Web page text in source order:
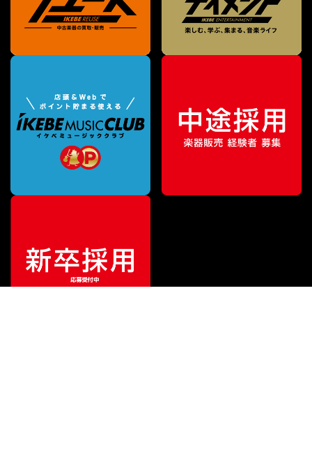
販売価格¥184,800 （税込）